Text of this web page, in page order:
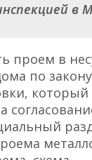
в
проем в
по
который